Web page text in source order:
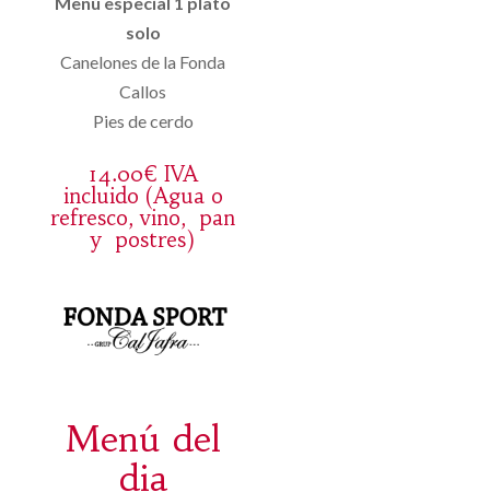
solo
Canelones de la Fonda
Callos
Pies de cerdo
14.00€ IVA
incluido (Agua o
refresco, vino, pan
y postres)
Menú del
dia